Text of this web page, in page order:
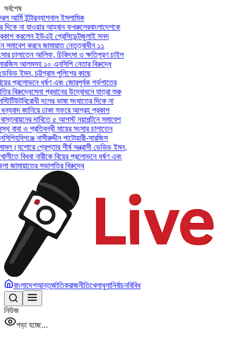
সর্বশেষ
ইন্টারন্যাশনাল ইসলামিক
দিকে না যাওয়ার আহ্বান ফখরুলেরবাংলাদেশকে
করলেন ইউএই প্রেসিডেন্টজুলাই সনদ
করবে জামায়াত নেতৃত্বাধীন ১১
চালাতেন আলিফ, চিকিৎসা ও ক্ষতিপূরণ চাইল
আলমসহ ১০ এনসিপি নেতার বিরুদ্ধে
ইমন, চট্টগ্রাম পুলিশের কাছে
প্রলোভনে ধর্ষণ এবং জোরপূর্বক গর্ভপাতের
বিরুদ্ধেসেনা প্রধানের উদ্বোধনে যাত্রা শুরু
বিরোধী দলের ভাষা সংঘাতের দিকে না
জানিয়ে ঢাকা সফরে আগ্রহ প্রকাশ
দাবিতে ৫ আগস্ট নয়াপল্টনে সমাবেশ
বাবা ও প্রতিবন্ধী মায়ের সংসার চালাতেন
হবিগঞ্জে নাসীরুদ্দীন পাটোয়ারী-সারজিস
যশোরে গ্রেপ্তার শীর্ষ সন্ত্রাসী ডেভিড ইমন,
বিধবা নারীকে বিয়ের প্রলোভনে ধর্ষণ এবং
সভাপতির বিরুদ্ধে
বাংলাদেশআন্তর্জাতিকরাজনীতিখেলাধুলানির্বাচনবিবিধ
নিউজ
পড়া হচ্ছে...